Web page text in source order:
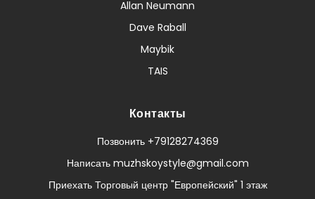
Allan Neumann
Dave Raball
Maybik
TAIS
Контакты
Позвонить +79128274369
Написать muzhskoystyle@gmail.com
Приехать Торговый центр "Европейский" 1 этаж